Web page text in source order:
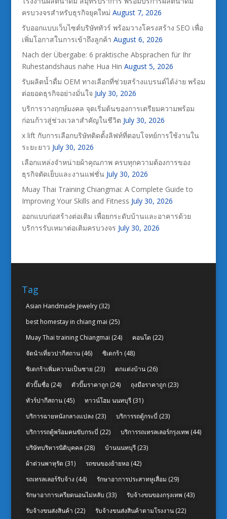
ครบวงจรสำหรับธุรกิจยุคใหม่ August 7, 2026
รับออกแบบเว็บไซต์บริษัททัวร์ พร้อมวางโครงสร้าง SEO เพื่อ
เพิ่มโอกาสในการเข้าถึงลูกค้า August 6, 2026
Nach der Übergabe: 6 praktische Absprachen für Ihr
Ruhestandshaus nahe Hua Hin August 5, 2026
รับผลิตน้ำดื่ม OEM ทางเลือกที่ช่วยสร้างแบรนด์ได้ง่าย พร้อม
ต่อยอดธุรกิจอย่างมั่นใจ July 30, 2026
บริการวางฤกษ์มงคล จุดเริ่มต้นของการเตรียมความพร้อม
ก่อนก้าวสู่ช่วงเวลาสำคัญในชีวิต July 30, 2026
x lift กับการเลือกบริษัทติดตั้งลิฟท์ที่ตอบโจทย์การใช้งานใน
ระยะยาว July 30, 2026
เลือกแหล่งจำหน่ายผ้าคุณภาพ ครบทุกความต้องการของ
ธุรกิจตัดเย็บและงานแฟชั่น July 30, 2026
Muay Thai Training Chiangmai: A Complete Guide to
Improving Your Skills and Fitness July 30, 2026
ออกแบบก่อสร้างต่อเติม เพื่อยกระดับบ้านและอาคารด้วย
บริการรับเหมาต่อเติมครบวงจร July 30, 2026
Tag
Asian Handmade Jewelry(32)
best homestay in chiang mai (25)
Muay Thai training Chiangmai (24) คอนโด (22)
จัดนำเที่ยวปากีสถาน(46) ซิเดกร้า (48)
ซิเดกร้าเพิ่มความเป็นชาย (23) ตกแต่งบ้าน(26)
ตัวปั๊มชื่อ(24) ตัวปั๊มราคาถูก(24) ถุงมือราคาถูก(23)
ทัวร์ปากีสถาน(45) ทาวน์โฮม นนทบุรี(31)
บริการฉายหนังกลางแปลง (23) บริการรถตู้กระบี่ (23)
บริการรถตู้พร้อมคนขับกระบี่ (22) บริการรถเทรลเลอร์กรุงเทพ (44)
บริษัทบริหารนิติบุคคล(28) บ้านนนทบุรี(23)
ผ้าต่วนพาหุรัด (31) รถขนของย้ายหอ(42)
รถเทรลเลอร์รับจ้าง (44) รักษาอาการประสาทหูเสื่อม (29)
รักษาอาการเครียดนอนไม่หลับ (33) รับจ้างขนของกรุงเทพ (43)
รับจ้างขนส่งสินค้า (22) รับจ้างขนส่งสินค้าตามโรงงาน(22)